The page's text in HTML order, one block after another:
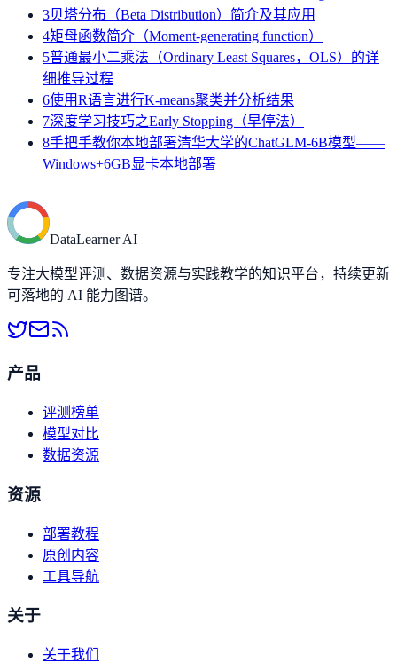
3贝塔分布（Beta Distribution）简介及其应用
4矩母函数简介（Moment-generating function）
5普通最小二乘法（Ordinary Least Squares，OLS）的详
细推导过程
6使用R语言进行K-means聚类并分析结果
7深度学习技巧之Early Stopping（早停法）
8手把手教你本地部署清华大学的ChatGLM-6B模型——
Windows+6GB显卡本地部署
DataLearner AI
专注大模型评测、数据资源与实践教学的知识平台，持续更新
可落地的 AI 能力图谱。
产品
评测榜单
模型对比
数据资源
资源
部署教程
原创内容
工具导航
关于
关于我们